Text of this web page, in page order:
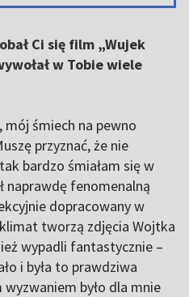
Ci się film „Wujek
w Tobie wiele
mój śmiech na pewno
przyznać, że nie
bardzo śmiałam się w
naprawdę fenomenalną
dopracowany w
tworzą zdjęcia Wojtka
wypadli fantastycznie –
i była to prawdziwa
było dla mnie